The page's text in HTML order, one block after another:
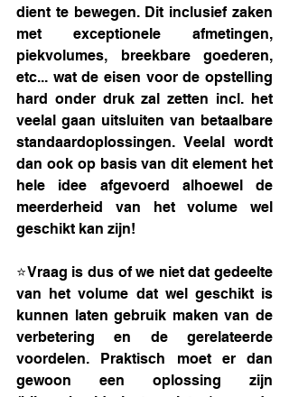
dient te bewegen. Dit inclusief zaken
met exceptionele afmetingen,
piekvolumes, breekbare goederen,
etc... wat de eisen voor de opstelling
hard onder druk zal zetten incl. het
veelal gaan uitsluiten van betaalbare
standaardoplossingen. Veelal wordt
dan ook op basis van dit element het
hele idee afgevoerd alhoewel de
meerderheid van het volume wel
geschikt kan zijn!
⭐Vraag is dus of we niet dat gedeelte
van het volume dat wel geschikt is
kunnen laten gebruik maken van de
verbetering en de gerelateerde
voordelen. Praktisch moet er dan
gewoon een oplossing zijn